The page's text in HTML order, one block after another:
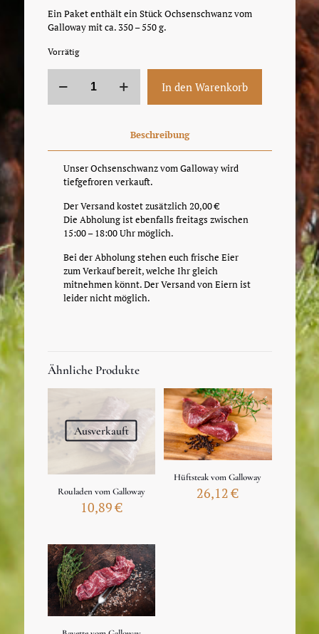
Ein Paket enthält ein Stück Ochsenschwanz vom
Galloway mit ca. 350 – 550 g.
Vorrätig
vom
Galloway
In den Warenkorb
Beschreibung
Unser Ochsenschwanz vom Galloway wird
tiefgefroren verkauft.
Der Versand kostet zusätzlich 20,00 €
Die Abholung ist ebenfalls freitags zwischen
15:00 – 18:00 Uhr möglich.
Bei der Abholung stehen euch frische Eier
zum Verkauf bereit, welche Ihr gleich
mitnehmen könnt. Der Versand von Eiern ist
leider nicht möglich.
Ähnliche Produkte
Ausverkauft
Rouladen vom Galloway
10,89€
Hüftsteak vom Galloway
26,12€